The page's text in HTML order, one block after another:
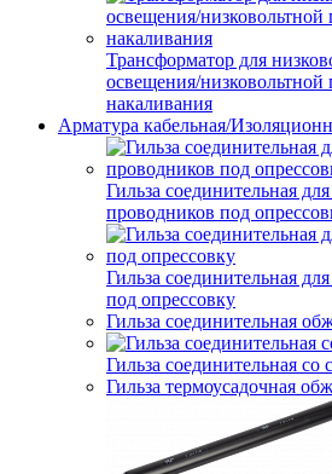
Трансформатор для
освещения/
накаливания
Арматура кабельная/
Гильза соединительная
проводников под
Гильза соединительная
под опрессовку
Гильза соединительная
Гильза соединительная
Гильза термоусадочная